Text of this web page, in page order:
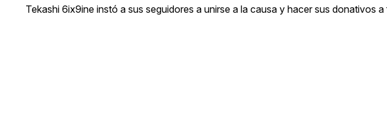
Tekashi 6ix9ine instó a sus seguidores a unirse a la causa y hacer sus donativos